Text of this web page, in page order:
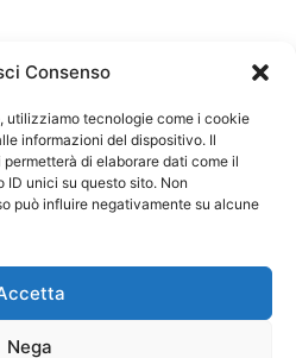
Consenso
utilizziamo tecnologie come i cookie
informazioni del dispositivo. Il
di elaborare dati come il
unici su questo sito. Non
può influire negativamente su alcune
Nega
Degli Ordini dei Biologi:
80069130583
www.fnob.it: Vincenzo